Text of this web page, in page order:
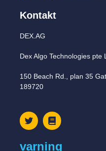
Kontakt
DEX.AG
Dex Algo Technologies pte
150 Beach Rd., plan 35
189720
varning